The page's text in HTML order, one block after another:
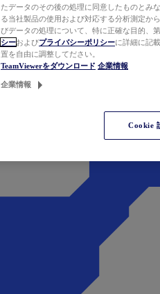
たデータのその後の処理に同意したものとみ
る当社製品の使用および対応する分析測定か
びデータの処理について、特に正確な目的、
シーおよびプライバシーポリシーに詳細に記
置を自由に調整してださい。
TeamViewerをダウンロード 企業情報
企業情報
Cookie